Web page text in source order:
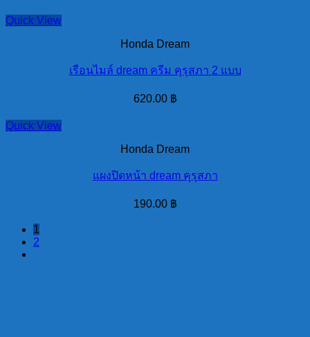
Quick View
Honda Dream
เรือนไมล์ dream ครีม คุรุสภา 2 แบบ
620.00 ฿
Quick View
Honda Dream
แผงปิดหน้า dream คุรุสภา
190.00 ฿
1
2